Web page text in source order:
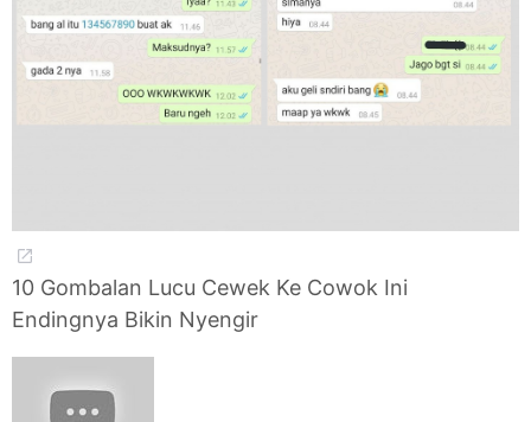
10 Gombalan Lucu Cewek Ke Cowok Ini
Endingnya Bikin Nyengir